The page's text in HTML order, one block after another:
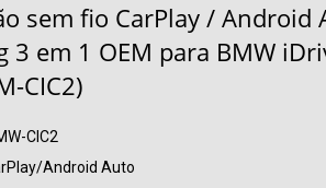
sem fio CarPlay / Android
em 1 OEM para BMW
CIC2)
CIC2
Android Auto